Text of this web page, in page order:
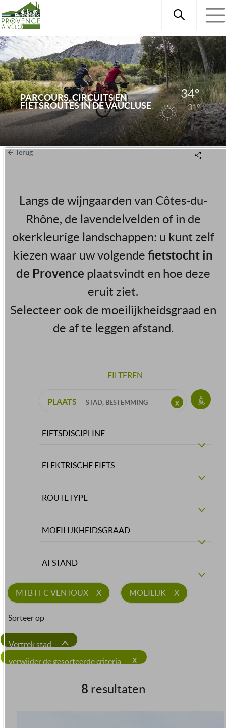
34°
31°
PARCOURS, CIRCUITS EN
FIETSROUTES IN DE VAUCLUSE
Terug
Langs de wijngaarden van Côtes-du-
Rhône, de lavendelvelden of in de
okerkleurige landschappen: u kunt zelf
kiezen waar uw volgende fietstocht in
de Provence plaatsvindt en hoe deze
eruit ziet.
Selecteer ook de moeilijkheidsgraad en
de af te leggen afstand.
FILTEREN
PLAATS
FIETSDISCIPLINE
ELEKTRISCHE FIETS
ROUTETYPE
MOEILIJKHEIDSGRAAD
AFSTAND
MTB FFC VENTOUX MOEILIJK
Sorteer op
Vertrek stad
verwijder de gesorteerde criteria
8 resultaten